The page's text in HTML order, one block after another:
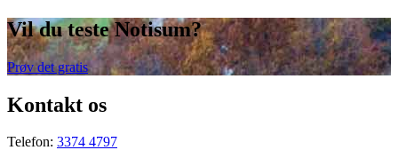
Vil du teste Notisum?
Prøv det gratis
Kontakt os
Telefon: 3374 4797